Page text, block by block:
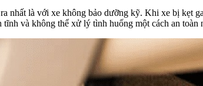
nhất là với xe không bảo dưỡng kỹ. Khi xe bị kẹt
và không thể xử lý tình huống một cách an toàn